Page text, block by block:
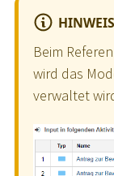
HINWEIS
Beim
wird das
verwaltet